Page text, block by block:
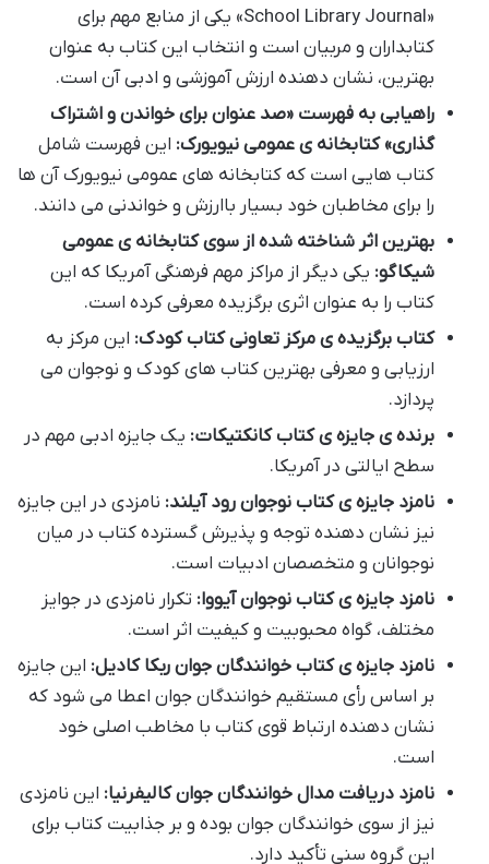
«School Library Journal» یکی از منابع مهم برای
کتابداران و مربیان است و انتخاب این کتاب به عنوان
بهترین، نشان دهنده ارزش آموزشی و ادبی آن است.
راهیابی به فهرست «صد عنوان برای خواندن و اشتراک
گذاری» کتابخانه ی عمومی نیویورک: این فهرست شامل
کتاب هایی است که کتابخانه های عمومی نیویورک آن ها
را برای مخاطبان خود بسیار باارزش و خواندنی می دانند.
بهترین اثر شناخته شده از سوی کتابخانه ی عمومی
شیکاگو: یکی دیگر از مراکز مهم فرهنگی آمریکا که این
کتاب را به عنوان اثری برگزیده معرفی کرده است.
کتاب برگزیده ی مرکز تعاونی کتاب کودک: این مرکز به
ارزیابی و معرفی بهترین کتاب های کودک و نوجوان می
پردازد.
برنده ی جایزه ی کتاب کانکتیکات: یک جایزه ادبی مهم در
سطح ایالتی در آمریکا.
نامزد جایزه ی کتاب نوجوان رود آیلند: نامزدی در این جایزه
نیز نشان دهنده توجه و پذیرش گسترده کتاب در میان
نوجوانان و متخصصان ادبیات است.
نامزد جایزه ی کتاب نوجوان آیووا: تکرار نامزدی در جوایز
مختلف، گواه محبوبیت و کیفیت اثر است.
نامزد جایزه ی کتاب خوانندگان جوان ربکا کادیل: این جایزه
بر اساس رأی مستقیم خوانندگان جوان اعطا می شود که
نشان دهنده ارتباط قوی کتاب با مخاطب اصلی خود
است.
نامزد دریافت مدال خوانندگان جوان کالیفرنیا: این نامزدی
نیز از سوی خوانندگان جوان بوده و بر جذابیت کتاب برای
این گروه سنی تأکید دارد.